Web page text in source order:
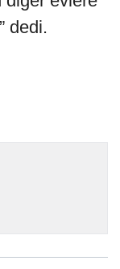
dedi.